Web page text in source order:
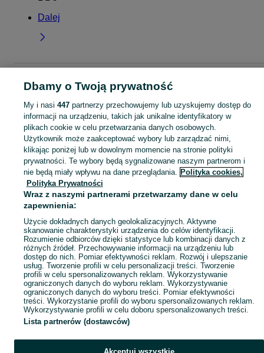
Dalej
Foteliki - Nosidełka - Skierniewice
KATEGORIA
Foteliki samochodowe i nosidełka dla dzieci na OLX! Sprawdź najnowsze ogłoszenia i zapewnij bezpieczeństwo swojemu dziecku. Skierniewice i okolice. Zobacz
Mapa kategorii
Mapa miejscowości
Mapa ministron
Popularne wyszukiwania
Dbamy o Twoją prywatność
My i nasi 447partnerzy przechowujemy lub uzyskujemy dostęp do
informacji na urządzeniu, takich jak unikalne identyfikatory w
plikach cookie w celu przetwarzania danych osobowych.
Użytkownik może zaakceptować wybory lub zarządzać nimi,
klikając poniżej lub w dowolnym momencie na stronie polityki
prywatności. Te wybory będą sygnalizowane naszym partnerom i
nie będą miały wpływu na dane przeglądania. Polityka cookies,
Polityka Prywatności
Wraz z naszymi partnerami przetwarzamy dane w celu
zapewnienia:
Użycie dokładnych danych geolokalizacyjnych. Aktywne
skanowanie charakterystyki urządzenia do celów identyfikacji.
Rozumienie odbiorców dzięki statystyce lub kombinacji danych z
różnych źródeł. Przechowywanie informacji na urządzeniu lub
dostęp do nich. Pomiar efektywności reklam. Rozwój i ulepszanie
usług. Tworzenie profili w celu personalizacji treści. Tworzenie
profili w celu spersonalizowanych reklam. Wykorzystywanie
ograniczonych danych do wyboru reklam. Wykorzystywanie
ograniczonych danych do wyboru treści. Pomiar efektywności
treści. Wykorzystanie profili do wyboru spersonalizowanych reklam.
Wykorzystywanie profili w celu doboru spersonalizowanych treści.
Lista partnerów (dostawców)